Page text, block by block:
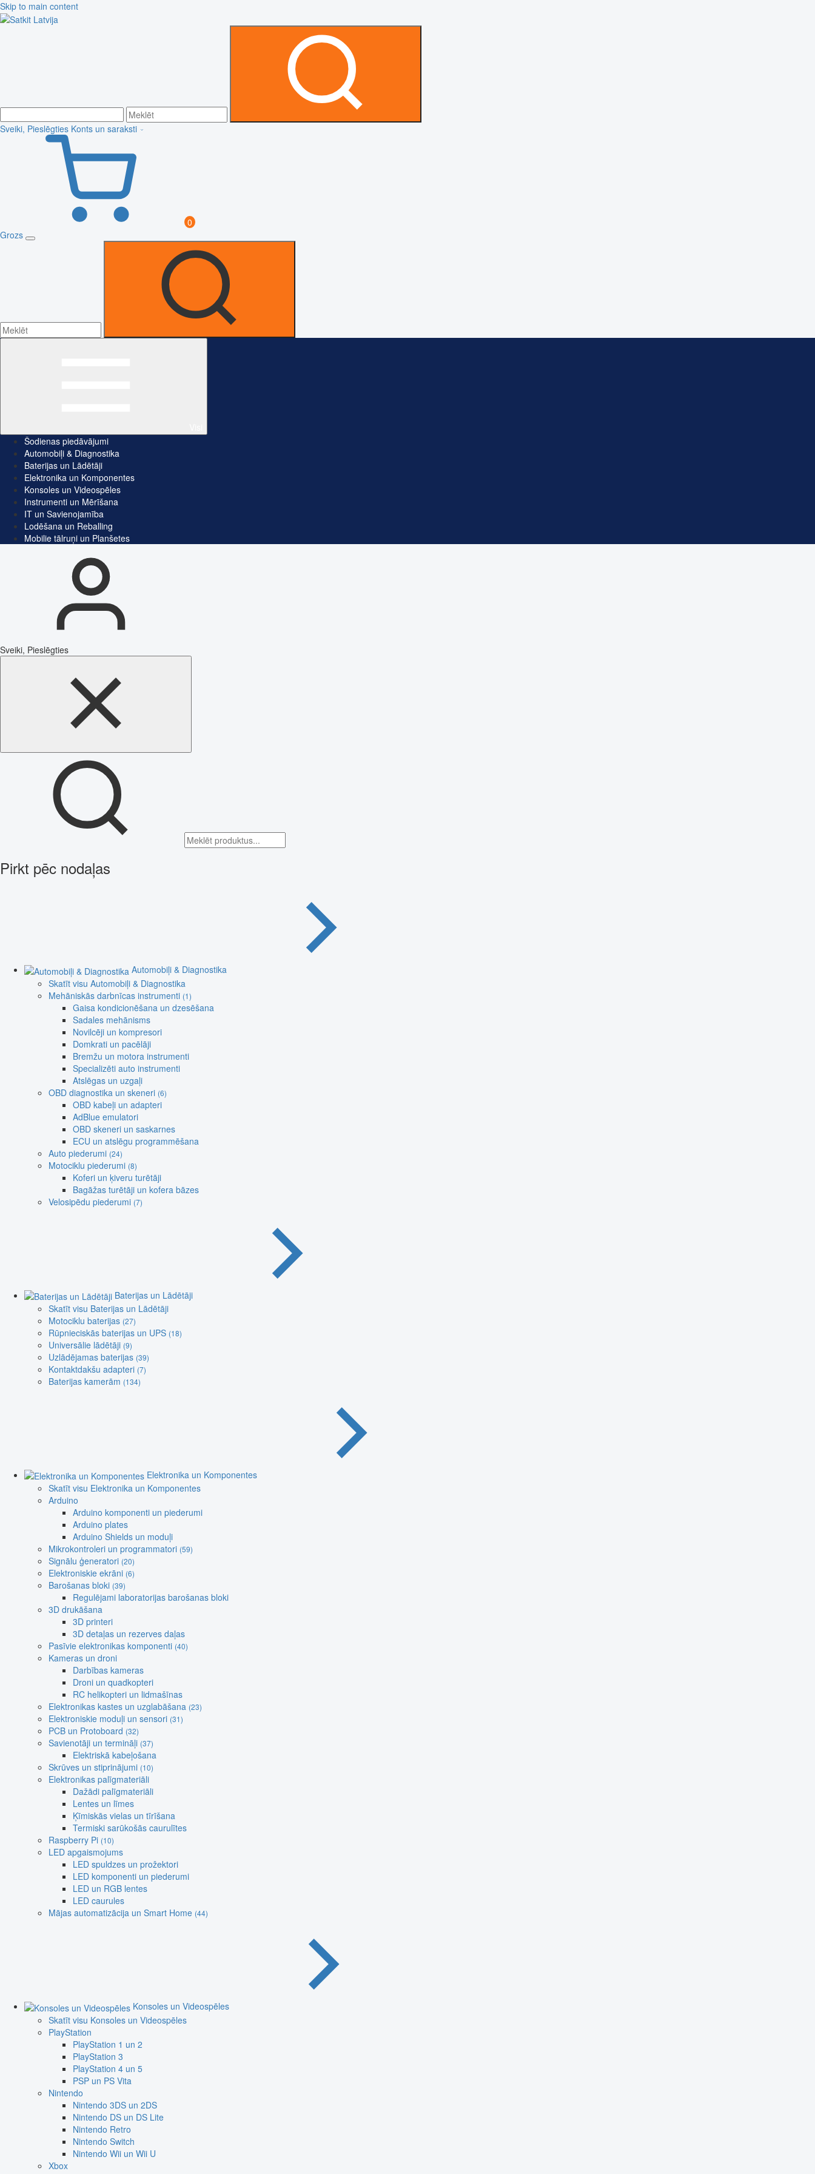
Skip to main content
Sveiki, Pieslēgties Konts un saraksti
0
Grozs
Šodienas piedāvājumi
Automobiļi & Diagnostika
Baterijas un Lādētāji
Elektronika un Komponentes
Konsoles un Videospēles
Instrumenti un Mērīšana
IT un Savienojamība
Lodēšana un Reballing
Mobilie tālruņi un Planšetes
Sveiki, Pieslēgties
Pirkt pēc nodaļas
Automobiļi & Diagnostika
Skatīt visu Automobiļi & Diagnostika
Mehāniskās darbnīcas instrumenti (1)
Gaisa kondicionēšana un dzesēšana
Sadales mehānisms
Novilcēji un kompresori
Domkrati un pacēlāji
Bremžu un motora instrumenti
Specializēti auto instrumenti
Atslēgas un uzgaļi
OBD diagnostika un skeneri (6)
OBD kabeļi un adapteri
AdBlue emulatori
OBD skeneri un saskarnes
ECU un atslēgu programmēšana
Auto piederumi (24)
Motociklu piederumi (8)
Koferi un ķiveru turētāji
Bagāžas turētāji un kofera bāzes
Velosipēdu piederumi (7)
Baterijas un Lādētāji
Skatīt visu Baterijas un Lādētāji
Motociklu baterijas (27)
Rūpnieciskās baterijas un UPS (18)
Universālie lādētāji (9)
Uzlādējamas baterijas (39)
Kontaktdakšu adapteri (7)
Baterijas kamerām (134)
Elektronika un Komponentes
Skatīt visu Elektronika un Komponentes
Arduino
Arduino komponenti un piederumi
Arduino plates
Arduino Shields un moduļi
Mikrokontroleri un programmatori (59)
Signālu ģeneratori (20)
Elektroniskie ekrāni (6)
Barošanas bloki (39)
Regulējami laboratorijas barošanas bloki
3D drukāšana
3D printeri
3D detaļas un rezerves daļas
Pasīvie elektronikas komponenti (40)
Kameras un droni
Darbības kameras
Droni un quadkopteri
RC helikopteri un lidmašīnas
Elektronikas kastes un uzglabāšana (23)
Elektroniskie moduļi un sensori (31)
PCB un Protoboard (32)
Savienotāji un termināļi (37)
Elektriskā kabeļošana
Skrūves un stiprinājumi (10)
Elektronikas palīgmateriāli
Dažādi palīgmateriāli
Lentes un līmes
Ķīmiskās vielas un tīrīšana
Termiski sarūkošās caurulītes
Raspberry Pi (10)
LED apgaismojums
LED spuldzes un prožektori
LED komponenti un piederumi
LED un RGB lentes
LED caurules
Mājas automatizācija un Smart Home (44)
Konsoles un Videospēles
Skatīt visu Konsoles un Videospēles
PlayStation
PlayStation 1 un 2
PlayStation 3
PlayStation 4 un 5
PSP un PS Vita
Nintendo
Nintendo 3DS un 2DS
Nintendo DS un DS Lite
Nintendo Retro
Nintendo Switch
Nintendo Wii un Wii U
Xbox